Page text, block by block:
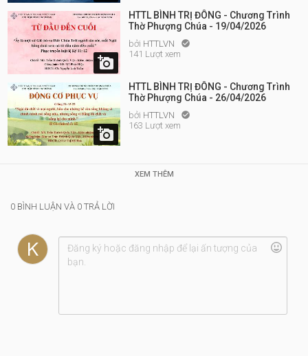

HTTL BÌNH TRỊ ĐÔNG - Chương Trình
Thờ Phượng Chúa - 19/04/2026
bởi HTTLVN 
141 Lượt xem

HTTL BÌNH TRỊ ĐÔNG - Chương Trình
Thờ Phượng Chúa - 26/04/2026
bởi HTTLVN 
163 Lượt xem
XEM THÊM
0 BÌNH LUẬN VÀ 0 TRẢ LỜI